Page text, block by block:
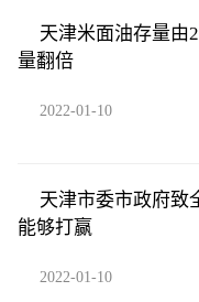
天津米面油存量由
量翻倍
2022-01-10
天津市委市政府致
能够打赢
2022-01-10